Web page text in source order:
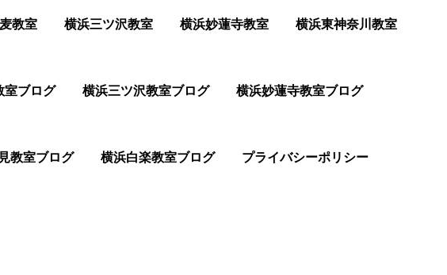
教室 横浜三ツ沢教室 横浜妙蓮寺教室 横浜東神奈川教室
室ブログ 横浜三ツ沢教室ブログ 横浜妙蓮寺教室ブログ
教室ブログ 横浜白楽教室ブログ プライバシーポリシー